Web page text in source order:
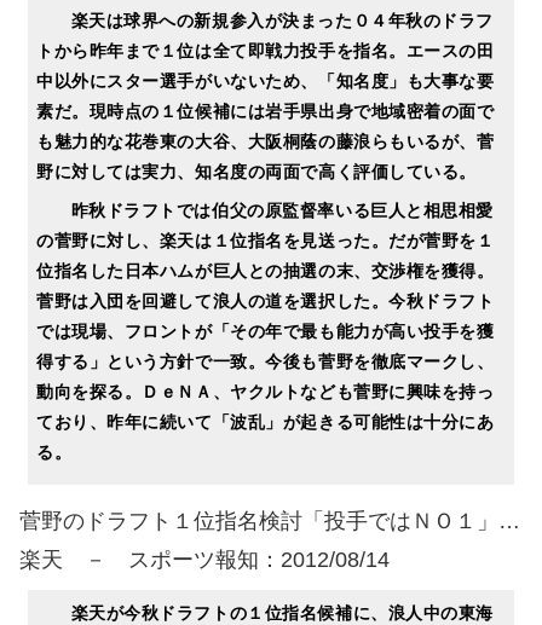
楽天は球界への新規参入が決まった０４年秋のドラフ
トから昨年まで１位は全て即戦力投手を指名。エースの田
中以外にスター選手がいないため、「知名度」も大事な要
素だ。現時点の１位候補には岩手県出身で地域密着の面で
も魅力的な花巻東の大谷、大阪桐蔭の藤浪らもいるが、菅
野に対しては実力、知名度の両面で高く評価している。
昨秋ドラフトでは伯父の原監督率いる巨人と相思相愛
の菅野に対し、楽天は１位指名を見送った。だが菅野を１
位指名した日本ハムが巨人との抽選の末、交渉権を獲得。
菅野は入団を回避して浪人の道を選択した。今秋ドラフト
では現場、フロントが「その年で最も能力が高い投手を獲
得する」という方針で一致。今後も菅野を徹底マークし、
動向を探る。ＤｅＮＡ、ヤクルトなども菅野に興味を持っ
ており、昨年に続いて「波乱」が起きる可能性は十分にあ
る。
菅野のドラフト１位指名検討「投手ではＮＯ１」…
楽天 － スポーツ報知：2012/08/14
楽天が今秋ドラフトの１位指名候補に、浪人中の東海